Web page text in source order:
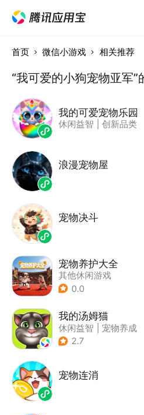
首页 微信小游戏 相关推荐
“我可爱的小狗宠物亚军
我的可爱宠物乐园
休闲益智 创新品类
浪漫宠物屋
宠物决斗
宠物养护大全
其他休闲游戏
0.0
我的汤姆猫
休闲益智
宠物养成
| 汤姆猫
2.7
宠物连消